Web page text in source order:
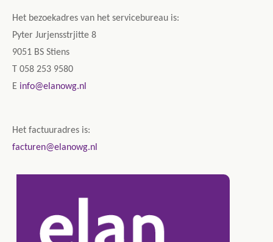
Het bezoekadres van het servicebureau is:
Pyter Jurjensstrjitte 8
9051 BS Stiens
T 058 253 9580
E info@elanowg.nl
Het factuuradres is:
facturen@elanowg.nl